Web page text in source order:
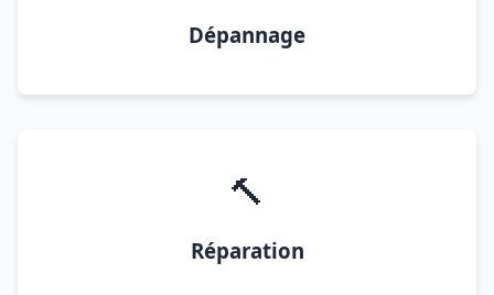
Dépannage
🔨
Réparation